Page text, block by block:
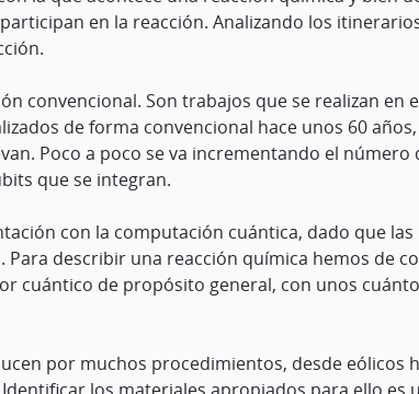
en la reacción. Analizando los
convencional. Son trabajos que se realizan en
de forma convencional hace unos 60
Poco a poco se va incrementando el
que se integran.
con la computación cuántica, dado que
describir una reacción química hemos de
cuántico de propósito general, con unos
por muchos procedimientos, desde eólicos